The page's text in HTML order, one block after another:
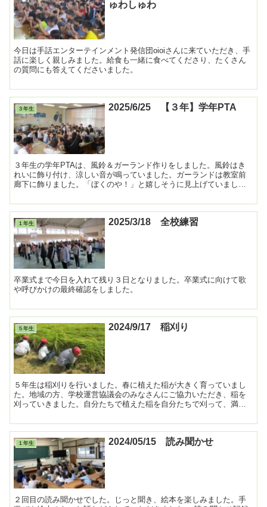
ゅわしゅわ
今日は手話エンターテインメント発信団oioiさんに来ていただき、手
話に楽しく親しみました。給食も一緒に食べてくださり、たくさん
の質問にも答えてくださいました。
３年生 2025/6/25 【３年】学年PTA
３年生の学年PTAは、風鈴＆ガーランド作りをしました。風鈴はき
れいに飾り付け、涼しい音が鳴っていました。ガーランドは教室前
廊下に飾りました。「ぼくのや！」と嬉しそうに見上げていまし
１年生 2025/3/18 全校練習
卒業式まで今日を入れて残り３日となりました。卒業式に向けて歌
や呼びかけの最終確認をしました。
５年生 2024/9/17 稲刈り
５年生は稲刈りを行いました。春に植えた稲が大きく育っていまし
た。地域の方、学校運営協議会のみなさんにご協力いただき、稲を
刈っていきました。自分たちで植えた稲を自分たちで刈って、満足
１年生 2024/05/15 読み聞かせ
２回目の読み聞かせでした。じっと聞き、絵本を楽しみました。手